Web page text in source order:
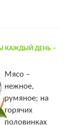
КАЖДЫЙ ДЕНЬ –
Мясо –
нежное,
румяное; на
горячих
половинках